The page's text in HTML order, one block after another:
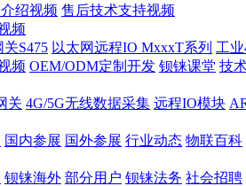
绍视频 售后技术支持视频
频
S475 以太网远程IO MxxxT系列 工
频 OEM/ODM定制开发 钡铼课堂 技
关 4G/5G无线数据采集 远程IO模块
国内参展 国外参展 行业动态 物联百科
钡铼海外 部分用户 钡铼法务 社会招聘